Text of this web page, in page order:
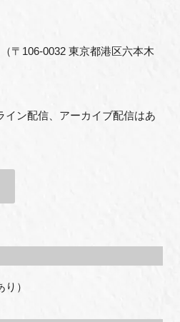
〒106-0032 東京都港区六本木
ン配信、アーカイブ配信はあ
）